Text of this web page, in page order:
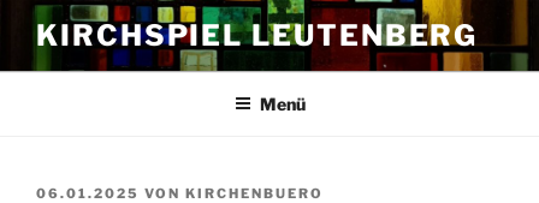
Zum
Inhalt
springen
KIRCHSPIEL LEUTENBERG
Menü
VERÖFFENTLICHT
06.01.2025 VON KIRCHENBUERO